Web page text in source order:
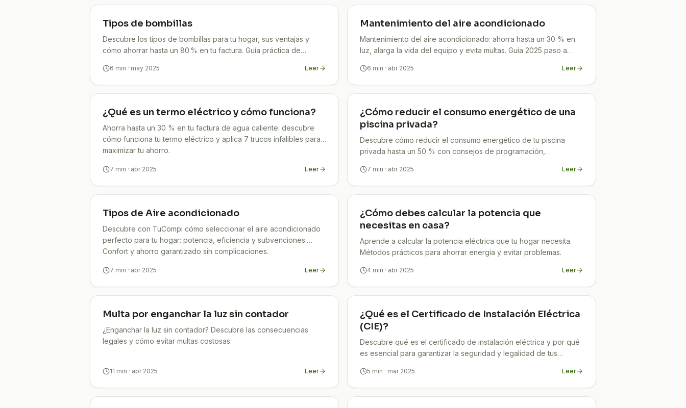
Tipos de bombillas
Descubre los tipos de bombillas para tu hogar, sus ventajas y
cómo ahorrar hasta un 80 % en tu factura. Guía práctica de
6 min · may 2025 Leer
Mantenimiento del aire acondicionado
Mantenimiento del aire acondicionado: ahorra hasta un 30 % en
luz, alarga la vida del equipo y evita multas. Guía 2025 paso a
6 min · abr 2025 Leer
¿Qué es un termo eléctrico y cómo funciona?
Ahorra hasta un 30 % en tu factura de agua caliente: descubre
cómo funciona tu termo eléctrico y aplica 7 trucos infalibles para
maximizar tu ahorro.
7 min · abr 2025 Leer
¿Cómo reducir el consumo energético de una
piscina privada?
Descubre cómo reducir el consumo energético de tu piscina
privada hasta un 50 % con consejos de programación,
7 min · abr 2025 Leer
Tipos de Aire acondicionado
Descubre con TuCompi cómo seleccionar el aire acondicionado
perfecto para tu hogar: potencia, eficiencia y subvenciones.
Confort y ahorro garantizado sin complicaciones.
7 min · abr 2025 Leer
¿Cómo debes calcular la potencia que
necesitas en casa?
Aprende a calcular la potencia eléctrica que tu hogar necesita.
Métodos prácticos para ahorrar energía y evitar problemas.
4 min · abr 2025 Leer
Multa por enganchar la luz sin contador
¿Enganchar la luz sin contador? Descubre las consecuencias
legales y cómo evitar multas costosas.
11 min · abr 2025 Leer
¿Qué es el Certificado de Instalación Eléctrica
(CIE)?
Descubre qué es el certificado de instalación eléctrica y por qué
es esencial para garantizar la seguridad y legalidad de tus
5 min · mar 2025 Leer